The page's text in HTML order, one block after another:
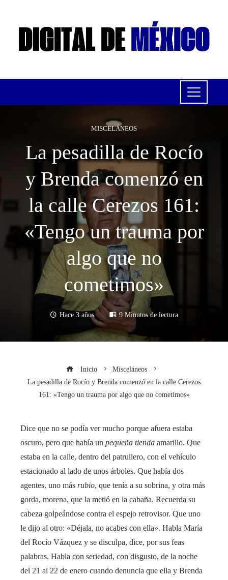
MISCELÁNEOS
La pesadilla de Rocío
y Brenda comenzó en
la calle Cerezos 161:
«Tengo un trauma por
algo que no
cometimos»
Hace 3 años 9 Minutos de lectura
Inicio
Misceláneos
La pesadilla de Rocío y Brenda comenzó en la calle Cerezos
161: «Tengo un trauma por algo que no cometimos»
Dice que no se podía ver mucho porque afuera estaba
oscuro, pero que había un pequeña tienda amarillo. Que
estaba en la calle, dentro del patrullero, con el vehículo
estacionado al lado de unos árboles. Que había dos
agentes, uno más rubio, que tenía a su sobrina, y otra más
gorda, morena, que la metió en la cabaña. Recuerda su
cabeza golpeándose contra el espejo retrovisor. Que uno
le dijo al otro: «Déjala, no acabes con ella». Habla María
del Rocío Vázquez y se disculpa, dice, por sus feas
palabras. Habla con seriedad, con disgusto, de la noche
del 21 al 22 de enero cuando denuncia que ella y Brenda